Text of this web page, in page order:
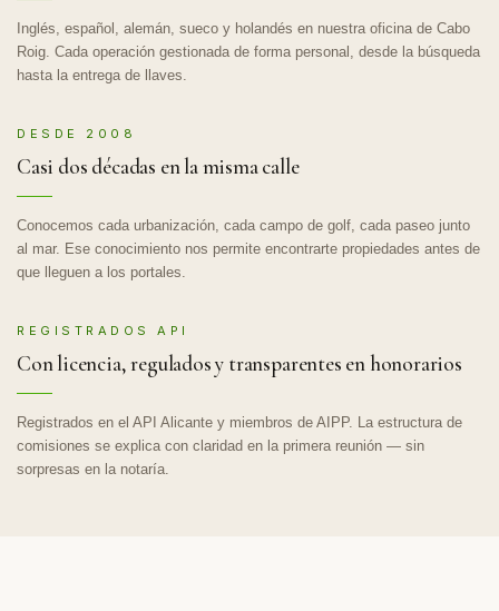
Inglés, español, alemán, sueco y holandés en nuestra oficina de Cabo
Roig. Cada operación gestionada de forma personal, desde la búsqueda
hasta la entrega de llaves.
DESDE 2008
Casi dos décadas en la misma calle
Conocemos cada urbanización, cada campo de golf, cada paseo junto
al mar. Ese conocimiento nos permite encontrarte propiedades antes de
que lleguen a los portales.
REGISTRADOS API
Con licencia, regulados y transparentes en honorarios
Registrados en el API Alicante y miembros de AIPP. La estructura de
comisiones se explica con claridad en la primera reunión — sin
sorpresas en la notaría.